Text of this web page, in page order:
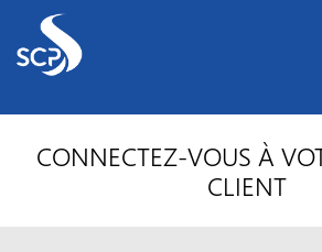
CONNECTEZ-VOUS À
CLIENT